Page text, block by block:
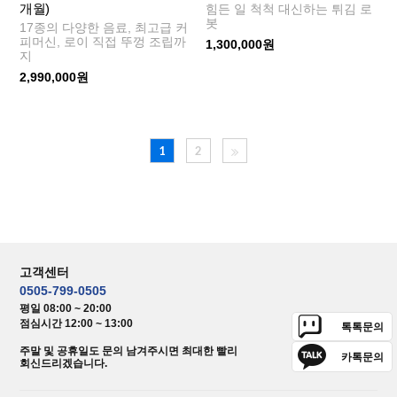
개월)
17종의 다양한 음료, 최고급 커
피머신, 로이 직접 뚜껑 조립까
지
2,990,000원
힘든 일 척척 대신하는 튀김 로
봇
1,300,000원
1 2
고객센터
0505-799-0505
평일 08:00 ~ 20:00
점심시간 12:00 ~ 13:00
주말 및 공휴일도 문의 남겨주시면 최대한 빨리
회신드리겠습니다.
톡톡문의
카톡문의